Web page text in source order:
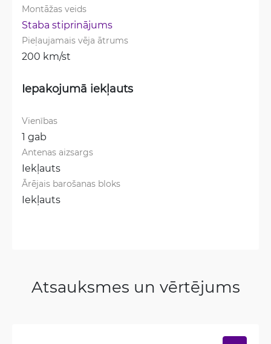
Montāžas veids
Staba stiprinājums
Pieļaujamais vēja ātrums
200 km/st
Iepakojumā iekļauts
Vienības
1 gab
Antenas aizsargs
Iekļauts
Ārējais barošanas bloks
Iekļauts
Atsauksmes un vērtējums